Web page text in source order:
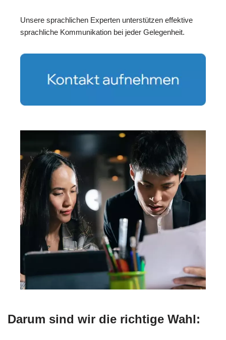
Unsere sprachlichen Experten unterstützen effektive
sprachliche Kommunikation bei jeder Gelegenheit.
Darum sind wir die richtige Wahl: